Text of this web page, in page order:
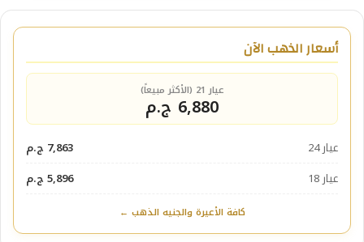
أسعار الذهب الآن
عيار 21 (الأكثر مبيعاً)
6,880 ج.م
عيار 24
7,863 ج.م
عيار 18
5,896 ج.م
كافة الأعيرة والجنيه الذهب ←